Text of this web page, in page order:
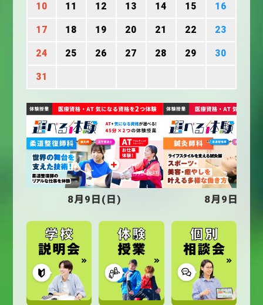
10 11 12 13 14 15 16
17 18 19 20 21 22 23
24 25 26 27 28 29 30
31
8月9日(日) 8月9日(日)